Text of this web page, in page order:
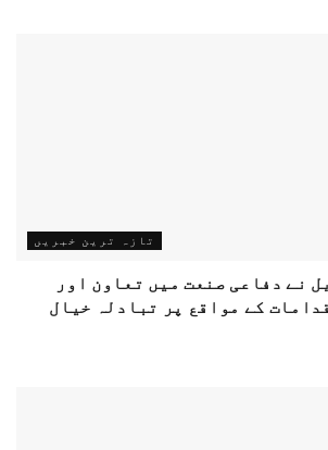
تازہ ترین خبریں
نے دفاعی صنعت میں تعاون اور
کے مواقع پر تبادلہ خیال